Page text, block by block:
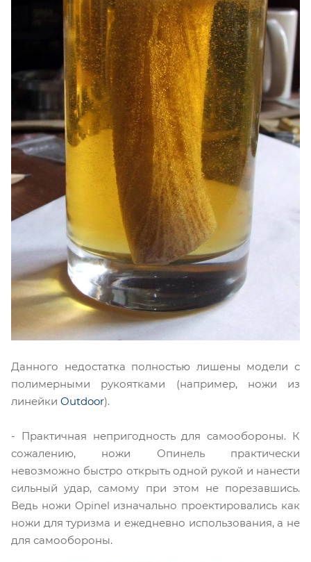
Данного недостатка полностью лишены модели с
полимерными рукоятками (например, ножи из
линейки Outdoor).
- Практичная непригодность для самообороны. К
сожалению, ножи Опинель практически
невозможно быстро открыть одной рукой и нанести
сильный удар, самому при этом не порезавшись.
Ведь ножи Opinel изначально проектировались как
ножи для туризма и ежедневно использования, а не
для самообороны.